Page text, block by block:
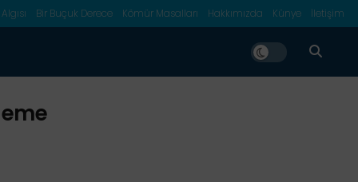
Bir Buçuk Derece Kömür Masalları Hakkımızda Künye İletişim